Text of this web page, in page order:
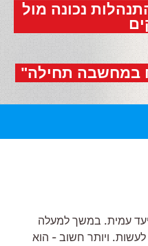
להתנהלות נכונה מול
במחשבה תחילה"
עמית. במשך למעלה
ויותר חשוב - הוא